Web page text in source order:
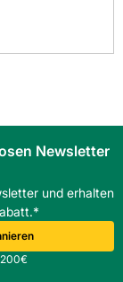
Newsletter
und erhalten